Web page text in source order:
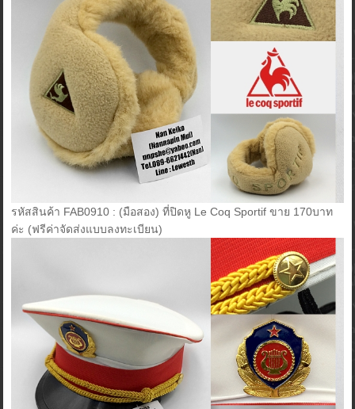
รหัสสินค้า FAB0910 : (มือสอง) ที่ปิดหู Le Coq Sportif ขาย 170บาท
ค่ะ (ฟรีค่าจัดส่งแบบลงทะเบียน)